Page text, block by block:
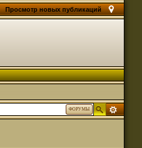
Просмотр новых публикаций
ФОРУМЫ